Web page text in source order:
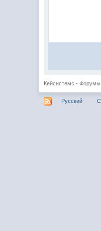
Кейсистемс - Форумы
Русский